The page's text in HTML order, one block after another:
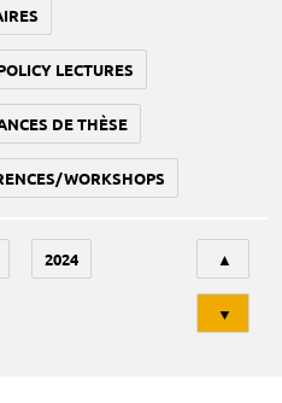
LECTURES
DE THÈSE
WORKSHOPS
2024 ▲
▼